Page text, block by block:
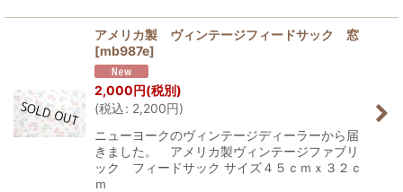
アメリカ製 ヴィンテージフィードサック 窓
[mb987e]
2,000円(税別)
(税込: 2,200円)
ニューヨークのヴィンテージディーラーから届
きました。 アメリカ製ヴィンテージファブリ
ック フィードサック サイズ４５ｃｍｘ３２ｃ
ｍ